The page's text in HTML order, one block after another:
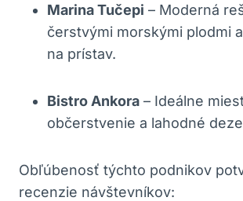
Marina Tučepi – Moderná
čerstvými morskými plodmi
na prístav.
Bistro Ankora – Ideálne
občerstvenie a lahodné
Obľúbenosť týchto podnikov
recenzie návštevníkov: